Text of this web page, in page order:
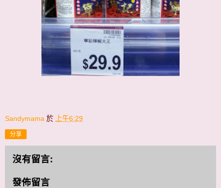
Sandymama 於 上午6:29
分享
沒有留言:
發佈留言